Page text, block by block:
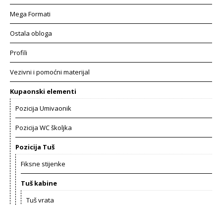
Mega Formati
Ostala obloga
Profili
Vezivni i pomoćni materijal
Kupaonski elementi
Pozicija Umivaonik
Pozicija WC školjka
Pozicija Tuš
Fiksne stijenke
Tuš kabine
Tuš vrata